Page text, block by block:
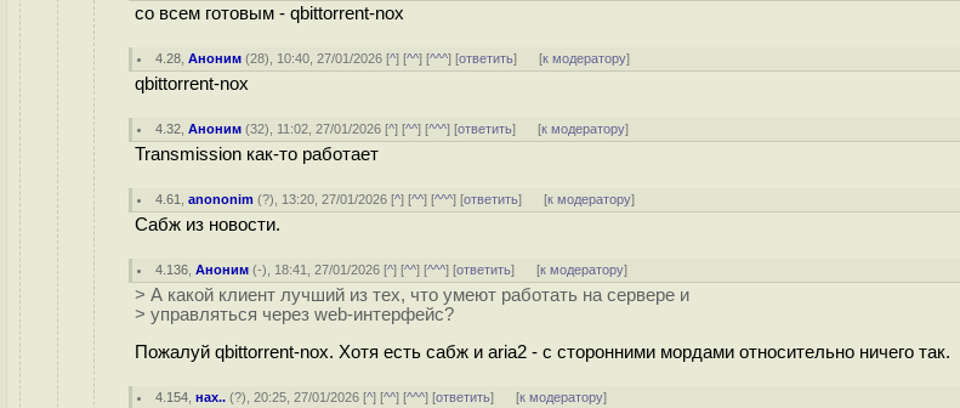
со всем готовым - qbittorrent-nox
4.28 ,Аноним (28), 10:40, 27/01/2026 [^] [^^] [^^^] [ответить] [к модератору]
qbittorrent-nox
4.32 ,Аноним (32), 11:02, 27/01/2026 [^] [^^] [^^^] [ответить] [к модератору]
Transmission как-то работает
4.61 ,anononim (?), 13:20, 27/01/2026 [^] [^^] [^^^] [ответить] [к модератору]
Сабж из новости.
4.136 ,Аноним (-), 18:41, 27/01/2026 [^] [^^] [^^^] [ответить] [к модератору]
> А какой клиент лучший из тех, что умеют работать на сервере и
> управляться через web-интерфейс?
Пожалуй qbittorrent-nox. Хотя есть сабж и aria2 - с сторонними мордами относительно ничего так.
4.154 ,нах.. (?), 20:25, 27/01/2026 [^] [^^] [^^^] [ответить] [к модератору]